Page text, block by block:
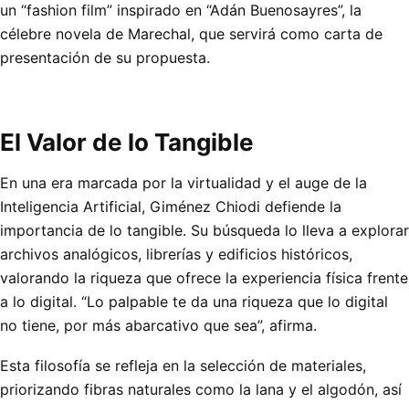
un “fashion film” inspirado en “Adán Buenosayres”, la
célebre novela de Marechal, que servirá como carta de
presentación de su propuesta.
El Valor de lo Tangible
En una era marcada por la virtualidad y el auge de la
Inteligencia Artificial, Giménez Chiodi defiende la
importancia de lo tangible. Su búsqueda lo lleva a explorar
archivos analógicos, librerías y edificios históricos,
valorando la riqueza que ofrece la experiencia física frente
a lo digital. “Lo palpable te da una riqueza que lo digital
no tiene, por más abarcativo que sea”, afirma.
Esta filosofía se refleja en la selección de materiales,
priorizando fibras naturales como la lana y el algodón, así